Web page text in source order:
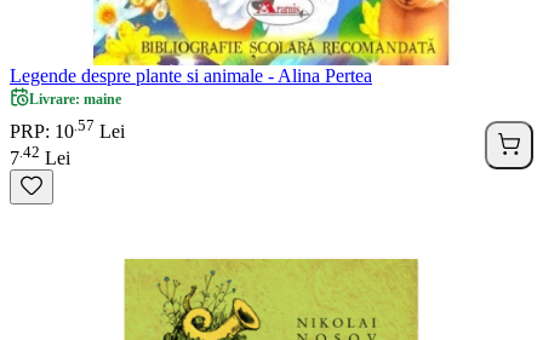
Legende despre plante si animale - Alina Pertea
Livrare: maine
PRP: 10 57 Lei
7 42 Lei